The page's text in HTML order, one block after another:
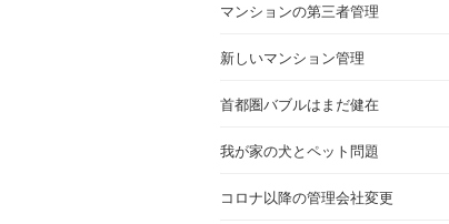
マンションの第三者管理
新しいマンション管理
首都圏バブルはまだ健在
我が家の犬とペット問題
コロナ以降の管理会社変更